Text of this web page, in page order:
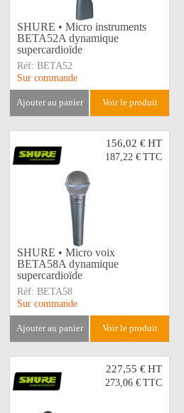
SHURE • Micro instruments
BETA52A dynamique
supercardioïde
Réf: BETA52
Sur commande
ajouter au panier voir le produit
156,02 €HT
187,22 € TTC
SHURE • Micro voix
BETA58A dynamique
supercardioïde
Réf: BETA58
Sur commande
ajouter au panier voir le produit
227,55 €HT
273,06 € TTC